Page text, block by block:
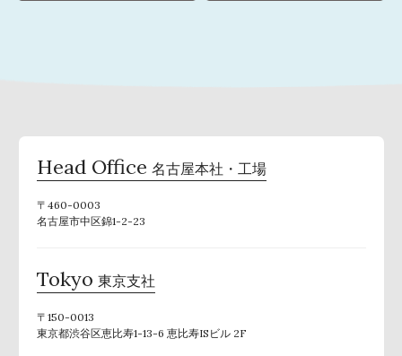
Head Office 名古屋本社・工場
〒460-0003
名古屋市中区錦1-2-23
Tokyo 東京支社
〒150-0013
東京都渋谷区恵比寿1-13-6 恵比寿ISビル 2F